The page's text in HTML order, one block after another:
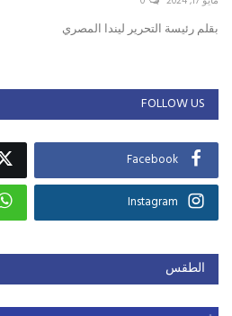
بقلم رئيسة التحرير ليندا المصري
FOLLOW US
Facebook
Instagram
الطقس